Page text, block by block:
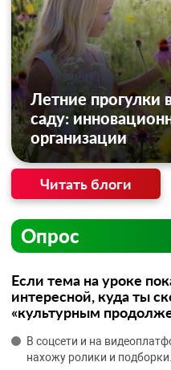
Летние прогулки
саду:
организации
Читать блоги
Опрос
Если тема на уроке
интересной, куда ты
«культурным
В соцсети и на
нахожу ролики и подборки.